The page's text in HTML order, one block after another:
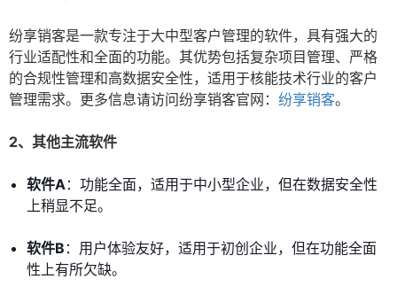
纷享销客是一款专注于大中型客户管理的软件，具有强大的
行业适配性和全面的功能。其优势包括复杂项目管理、严格
的合规性管理和高数据安全性，适用于核能技术行业的客户
管理需求。更多信息请访问纷享销客官网： 纷享销客。
2、其他主流软件
软件A：功能全面，适用于中小型企业，但在数据安全性
上稍显不足。
软件B ：用户体验友好，适用于初创企业，但在功能全面
性上有所欠缺。